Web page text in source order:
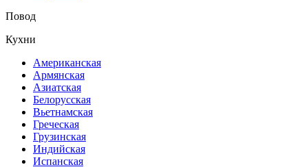
Повод
Кухни
Американская
Армянская
Азиатская
Белорусская
Вьетнамская
Греческая
Грузинская
Индийская
Испанская